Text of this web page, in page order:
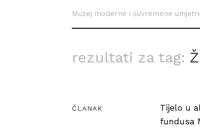
Muzej moderne i suvremene
rezultati za tag:
ČLANAK
Tijelo u
fundusa